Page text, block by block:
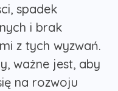
spadek
i brak
z tych wyzwań.
ważne jest, aby
na rozwoju